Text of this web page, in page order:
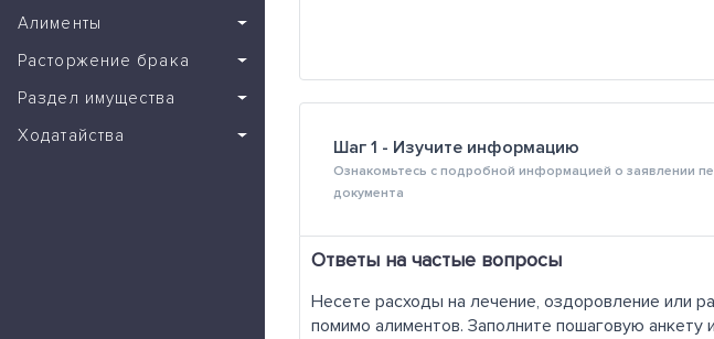
Алименты
Расторжение брака
Раздел имущества
Ходатайства
Шаг 1 - Изучите информацию
Ознакомьтесь с подробной информацией о заявлении
документа
Ответы на частые вопросы
Несете расходы на лечение, оздоровление или
помимо алиментов. Заполните пошаговую анкету